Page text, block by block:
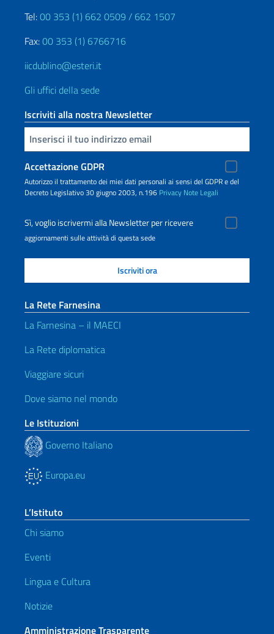
Tel:00 353 (1) 662 0509 / 662 1507
Fax:00 353 (1) 6766716
iicdublino@esteri.it
Gli uffici della sede
Iscriviti alla nostra Newsletter
Inserisci la tua email
Accettazione GDPR
Autorizzo il trattamento dei miei dati personali ai sensi del GDPR e del
Decreto Legislativo 30 giugno 2003, n.196 Privacy Note Legali
Sì, voglio iscrivermi alla Newsletter per ricevere
aggiornamenti sulle attività di questa sede
La Rete Farnesina
La Farnesina – il MAECI
La Rete diplomatica
Viaggiare sicuri
Dove siamo nel mondo
Le Istituzioni
Governo Italiano
Europa.eu
L’Istituto
Chi siamo
Eventi
Lingua e Cultura
Notizie
Amministrazione Trasparente